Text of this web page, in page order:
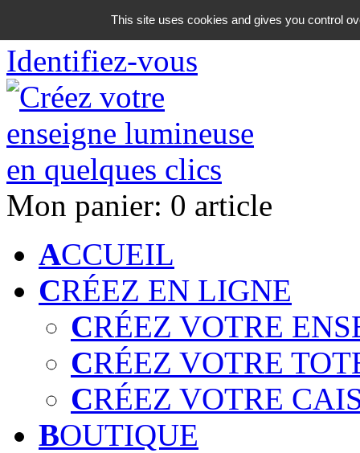
06 18 42 08 59
Identifiez-vous
Mon panier: 0 article
ACCUEIL
CRÉEZ EN LIGNE
CRÉEZ VOTRE
CRÉEZ VOTRE
CRÉEZ VOTRE
BOUTIQUE
This site uses cookies and gives you control